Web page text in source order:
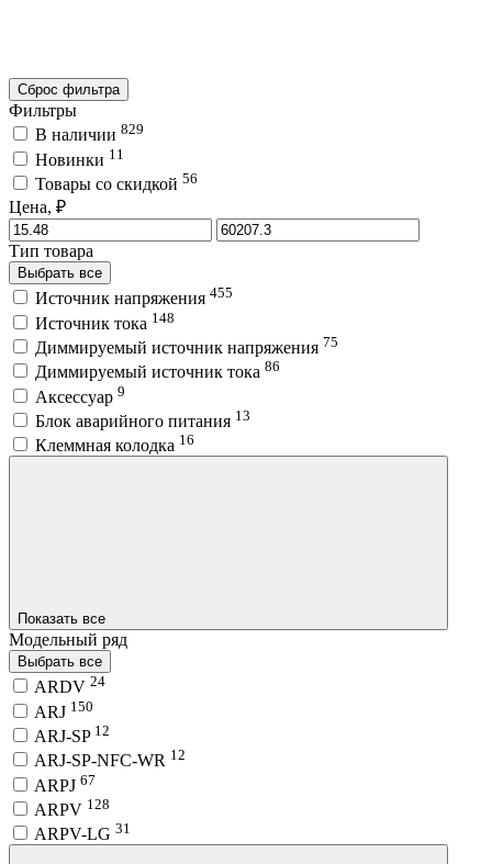
Сброс фильтра
Фильтры
В наличии 829
Новинки 11
Товары со скидкой 56
Цена, ₽
Тип товара
Выбрать все
Источник напряжения 455
Источник тока 148
Диммируемый источник напряжения 75
Диммируемый источник тока 86
Аксессуар 9
Блок аварийного питания 13
Клеммная колодка 16
Показать все
Модельный ряд
Выбрать все
ARDV 24
ARJ 150
ARJ-SP 12
ARJ-SP-NFC-WR 12
ARPJ 67
ARPV 128
ARPV-LG 31